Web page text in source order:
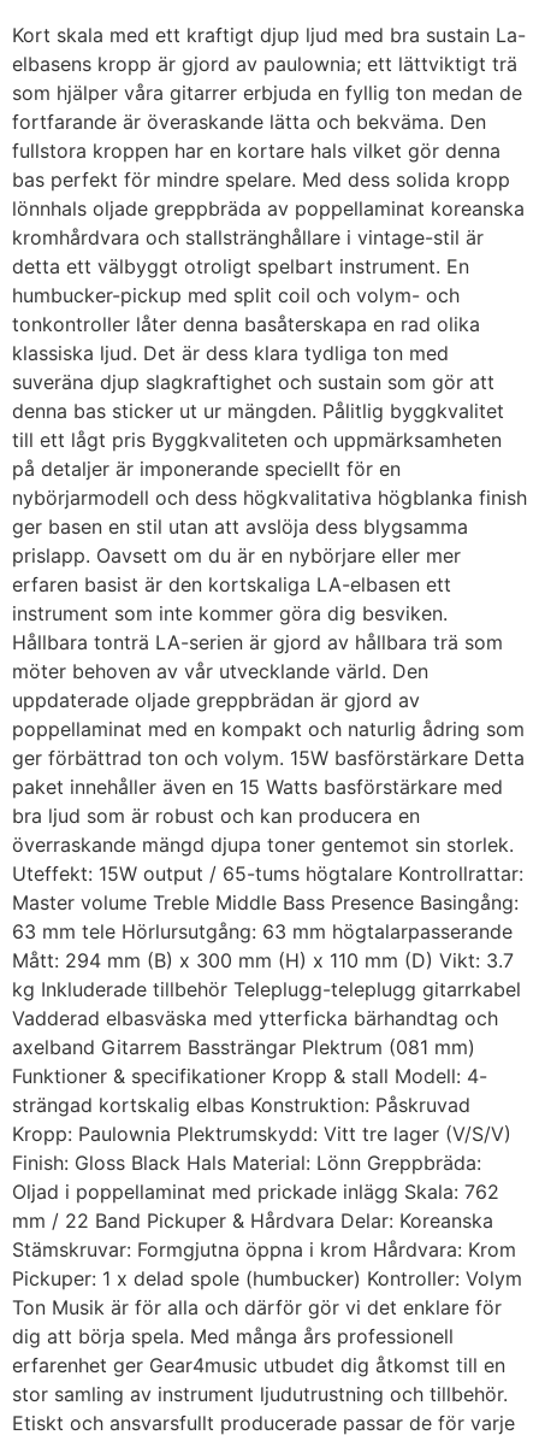
Kort skala med ett kraftigt djup ljud med bra sustain La-
elbasens kropp är gjord av paulownia; ett lättviktigt trä
som hjälper våra gitarrer erbjuda en fyllig ton medan de
fortfarande är överaskande lätta och bekväma. Den
fullstora kroppen har en kortare hals vilket gör denna
bas perfekt för mindre spelare. Med dess solida kropp
lönnhals oljade greppbräda av poppellaminat koreanska
kromhårdvara och stallstränghållare i vintage-stil är
detta ett välbyggt otroligt spelbart instrument. En
humbucker-pickup med split coil och volym- och
tonkontroller låter denna basåterskapa en rad olika
klassiska ljud. Det är dess klara tydliga ton med
suveräna djup slagkraftighet och sustain som gör att
denna bas sticker ut ur mängden. Pålitlig byggkvalitet
till ett lågt pris Byggkvaliteten och uppmärksamheten
på detaljer är imponerande speciellt för en
nybörjarmodell och dess högkvalitativa högblanka finish
ger basen en stil utan att avslöja dess blygsamma
prislapp. Oavsett om du är en nybörjare eller mer
erfaren basist är den kortskaliga LA-elbasen ett
instrument som inte kommer göra dig besviken.
Hållbara tonträ LA-serien är gjord av hållbara trä som
möter behoven av vår utvecklande värld. Den
uppdaterade oljade greppbrädan är gjord av
poppellaminat med en kompakt och naturlig ådring som
ger förbättrad ton och volym. 15W basförstärkare Detta
paket innehåller även en 15 Watts basförstärkare med
bra ljud som är robust och kan producera en
överraskande mängd djupa toner gentemot sin storlek.
Uteffekt: 15W output / 65-tums högtalare Kontrollrattar:
Master volume Treble Middle Bass Presence Basingång:
63 mm tele Hörlursutgång: 63 mm högtalarpasserande
Mått: 294 mm (B) x 300 mm (H) x 110 mm (D) Vikt: 3.7
kg Inkluderade tillbehör Teleplugg-teleplugg gitarrkabel
Vadderad elbasväska med ytterficka bärhandtag och
axelband Gitarrem Bassträngar Plektrum (081 mm)
Funktioner & specifikationer Kropp & stall Modell: 4-
strängad kortskalig elbas Konstruktion: Påskruvad
Kropp: Paulownia Plektrumskydd: Vitt tre lager (V/S/V)
Finish: Gloss Black Hals Material: Lönn Greppbräda:
Oljad i poppellaminat med prickade inlägg Skala: 762
mm / 22 Band Pickuper & Hårdvara Delar: Koreanska
Stämskruvar: Formgjutna öppna i krom Hårdvara: Krom
Pickuper: 1 x delad spole (humbucker) Kontroller: Volym
Ton Musik är för alla och därför gör vi det enklare för
dig att börja spela. Med många års professionell
erfarenhet ger Gear4music utbudet dig åtkomst till en
stor samling av instrument ljudutrustning och tillbehör.
Etiskt och ansvarsfullt producerade passar de för varje